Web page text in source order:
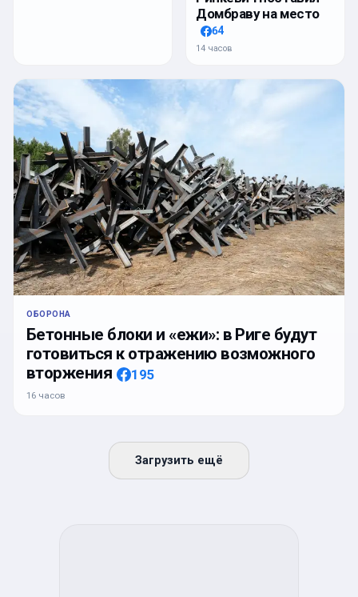
Домбраву на место
64
14 часов
ОБОРОНА
Бетонные блоки и «ежи»: в Риге будут
готовиться к отражению возможного
вторжения
195
16 часов
Загрузить ещё